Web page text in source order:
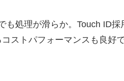
処理が滑らか。Touch ID
ストパフォーマンスも良好